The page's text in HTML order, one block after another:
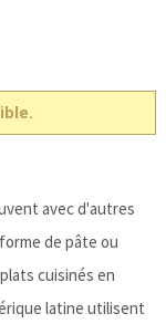
avec d'autres
de pâte ou
cuisinés en
latine utilisent